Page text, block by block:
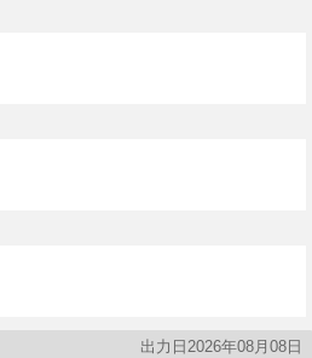
出力日2026年08月08日